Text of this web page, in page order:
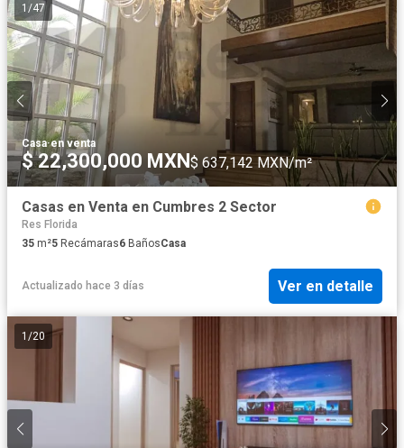
1 /47
Casa·en venta
$ 22,300,000 MXN $ 637,142 MXN/m²
Casas en Venta en Cumbres 2 Sector
Res Florida
35 m²5 Recámaras6 BañosCasa
Actualizado hace 3 días Ver en detalle
1 /20